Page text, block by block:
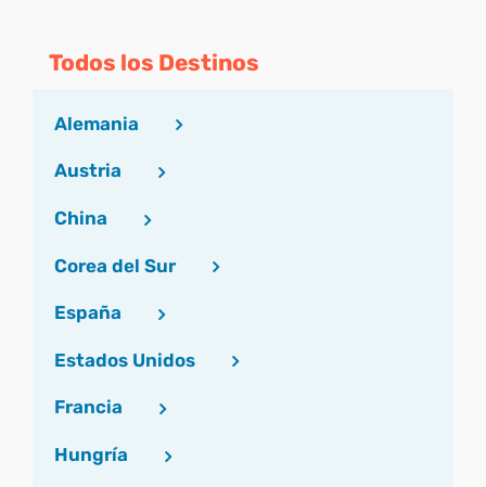
Todos los Destinos
Alemania
Austria
China
Corea del Sur
España
Estados Unidos
Francia
Hungría